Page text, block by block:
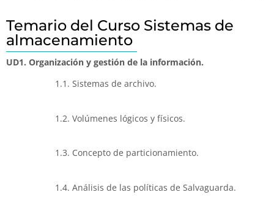
Temario del Curso Sistemas de
almacenamiento
UD1. Organización y gestión de la información.
1.1. Sistemas de archivo.
1.2. Volúmenes lógicos y físicos.
1.3. Concepto de particionamiento.
1.4. Análisis de las políticas de Salvaguarda.